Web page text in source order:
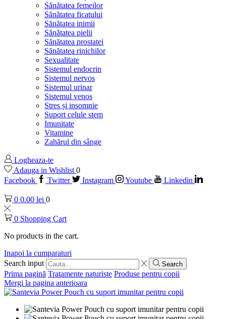
Sănătatea femeilor
Sănătatea ficatului
Sănătatea inimii
Sănătatea pielii
Sănătatea prostatei
Sănătatea rinichilor
Sexualitate
Sistemul endocrin
Sistemul nervos
Sistemul urinar
Sistemul venos
Stres și insomnie
Suport celule stem
Imunitate
Vitamine
Zahărul din sânge
Logheaza-te
Adauga in Wishlist 0
Facebook
Twitter Instagram Youtube Linkedin
0 0.00 lei 0
0 Shopping Cart
No products in the cart.
Inapoi la cumparaturi
Search input
Search
Prima pagină Tratamente naturiste Produse pentru copii
Mergi la pagina anterioara